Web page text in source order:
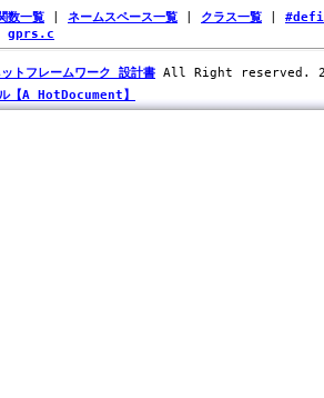
数一覧 ネームスペース一覧 クラス一覧
gprs.c
ットフレームワーク 設計書 All Right reserved.
【A HotDocument】